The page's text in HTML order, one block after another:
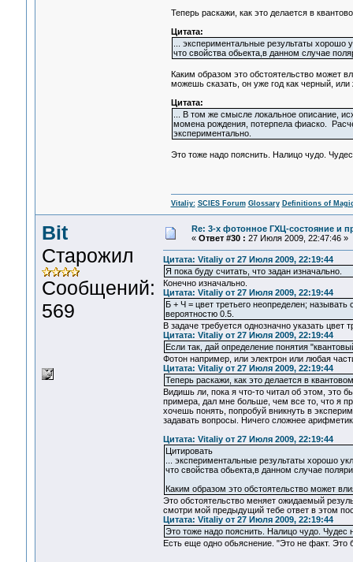
Теперь раскажи, как это делается в
Цитата:
... экспериментальные результаты
что свойства обьекта,в данном случае
Каким образом это обстоятельство
можешь сказать, он уже год как черный,
Цитата:
... В том же смысле локальное описание,
момена рождения, потерпела фиаско.
экспериментально.
Это тоже надо пояснить. Налицо чудо.
Vitaliy: SCIES Forum Glossary Definitions of
Bit
Старожил
Сообщений:
569
Re: 3-x фотонное ГХЦ-состояние и
« Ответ #30 : 27 Июля 2009, 22:47:46 »
Цитата: Vitaliy от 27 Июля 2009, 22:19:44
Я пока буду считать, что задан изначально.
Конечно изначально.
Цитата: Vitaliy от 27 Июля 2009, 22:19:44
Б + Ч = цвет третьего неопределен;
вероятностю 0.5.
В задаче требуется однозначно указать цвет
Цитата: Vitaliy от 27 Июля 2009, 22:19:44
Если так, дай определение понятия
Фотон например, или электрон или любая
Цитата: Vitaliy от 27 Июля 2009, 22:19:44
Теперь раскажи, как это делается в
Видишь ли, пока я что-то читал об этом,
примера, дал мне больше, чем все то, что я
хочешь понять, попробуй вникнуть в
задавать вопросы. Ничего сложнее
Цитата: Vitaliy от 27 Июля 2009, 22:19:44
Цитировать
... экспериментальные результаты хорошо
что свойства обьекта,в данном случае
Каким образом это обстоятельство может
Это обстоятельство меняет ожидаемый
смотри мой предыдущий тебе ответ в этом
Цитата: Vitaliy от 27 Июля 2009, 22:19:44
Это тоже надо пояснить. Налицо чудо. Чудес
Есть еще одно обьяснение. "Это не факт.